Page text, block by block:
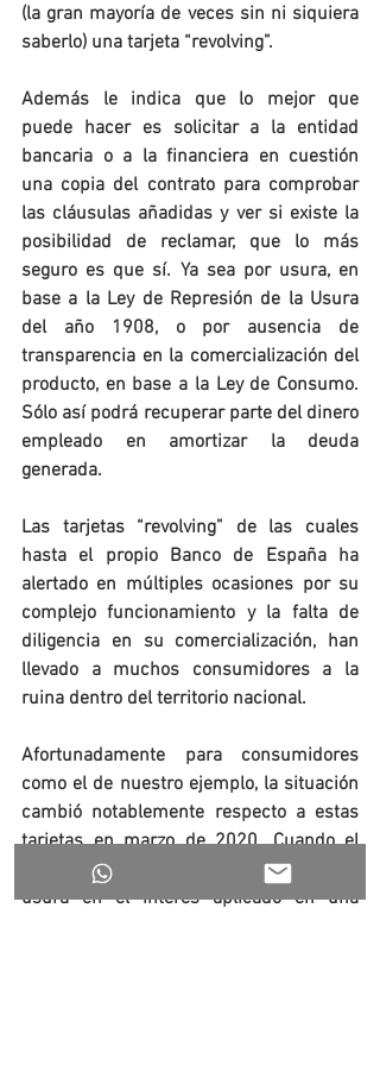
(la gran mayoría de veces sin ni siquiera
saberlo) una tarjeta “revolving”.
Además le indica que lo mejor que
puede hacer es solicitar a la entidad
bancaria o a la financiera en cuestión
una copia del contrato para comprobar
las cláusulas añadidas y ver si existe la
posibilidad de reclamar, que lo más
seguro es que sí. Ya sea por usura, en
base a la Ley de Represión de la Usura
del año 1908, o por ausencia de
transparencia en la comercialización del
producto, en base a la Ley de Consumo.
Sólo así podrá recuperar parte del dinero
empleado en amortizar la deuda
generada.
Las tarjetas “revolving” de las cuales
hasta el propio Banco de España ha
alertado en múltiples ocasiones por su
complejo funcionamiento y la falta de
diligencia en su comercialización, han
llevado a muchos consumidores a la
ruina dentro del territorio nacional.
Afortunadamente para consumidores
como el de nuestro ejemplo, la situación
cambió notablemente respecto a estas
tarjetas en marzo de 2020. Cuando el
Tribunal Supremo consideró que había
usura en el interés aplicado en una